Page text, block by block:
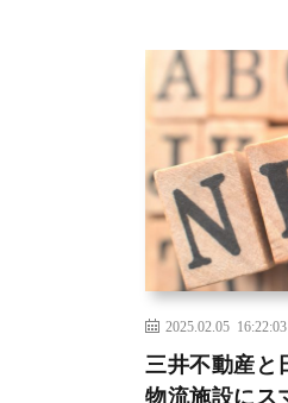
2025.02.05 16:22:03
三井不動産
物流施設にス